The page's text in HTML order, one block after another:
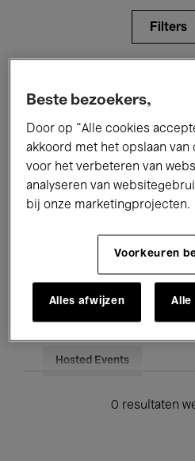
Filters
Performances
Jazz Klassieke
Onderwijs
Hosted Events
0 resultaten
Beste bezoekers,
Door op “Alle cookies
akkoord met het opslaan van
voor het verbeteren van
analyseren van
bij onze marketingprojecten.
Voorkeuren
Alles afwijzen Alle